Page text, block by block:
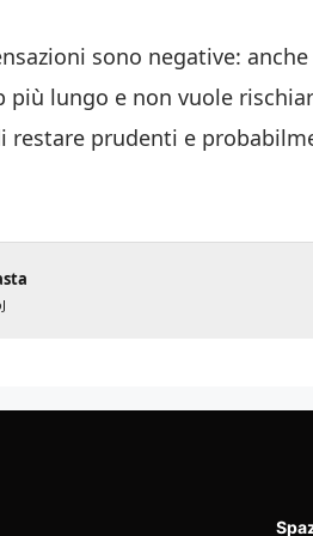
sono negative:
più lungo e non vuole
restare prudenti e